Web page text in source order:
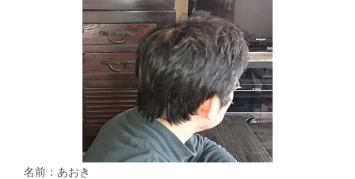
名前：あおき